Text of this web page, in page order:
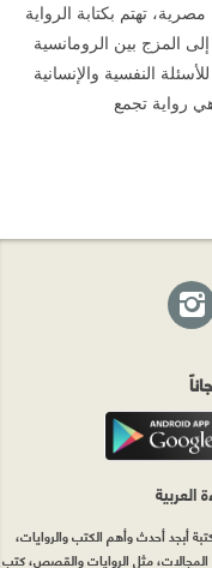
الخاصة والعمليات
وممارسات لشخصيات
على الأراضي، بيع
الشخصيات، وعلى
خاضا صراعات من
صراعات مبنية درامياً
تتعدى حاجز
أبداً، الكاتبة
مصرية، تهتم بكتابة الرواية
المزج بين الرومانسية
النفسية والإنسانية
رواية تجمع
أبجد أحدث وأهم الكتب والروايات،
المجالات، مثل الروايات والقصص، كتب